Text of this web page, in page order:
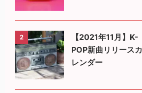
2
【2021年11月】K-
POP新曲リリースカ
レンダー